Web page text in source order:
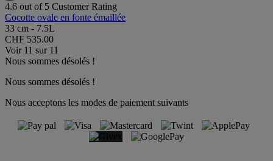
4.6 out of 5 Customer Rating
Cocotte ovale en fonte émaillée
33 cm - 7.5L
CHF 535.00
Voir 11 sur 11
Nous sommes désolés !
Nous sommes désolés !
Nous acceptons les modes de paiement suivants